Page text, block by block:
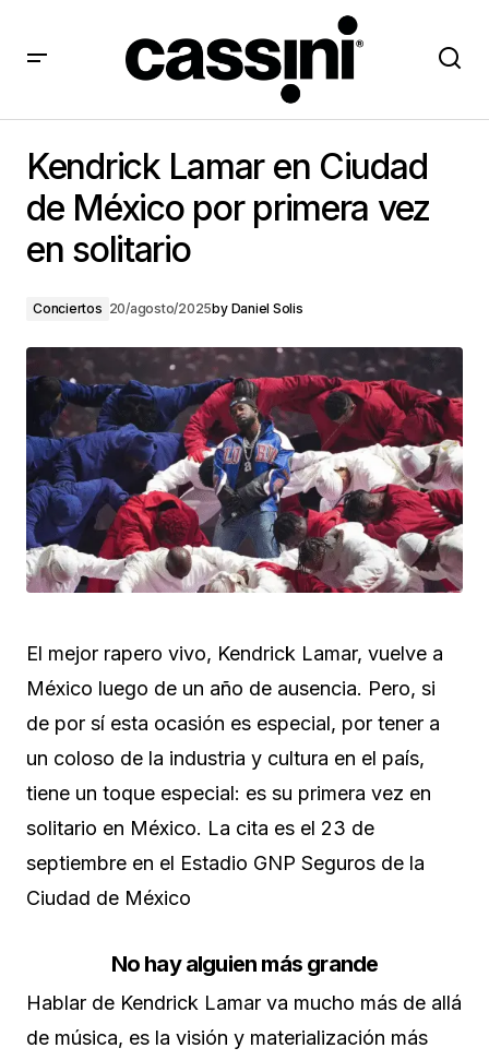
en solitario
Kendrick Lamar en Ciudad
de México por primera vez
en solitario
Conciertos 20/agosto/2025by Daniel Solis
El mejor rapero vivo, Kendrick Lamar, vuelve a
México luego de un año de ausencia. Pero, si
de por sí esta ocasión es especial, por tener a
un coloso de la industria y cultura en el país,
tiene un toque especial: es su primera vez en
solitario en México. La cita es el 23 de
septiembre en el Estadio GNP Seguros de la
Ciudad de México
No hay alguien más grande
Hablar de Kendrick Lamar va mucho más de allá
de música, es la visión y materialización más